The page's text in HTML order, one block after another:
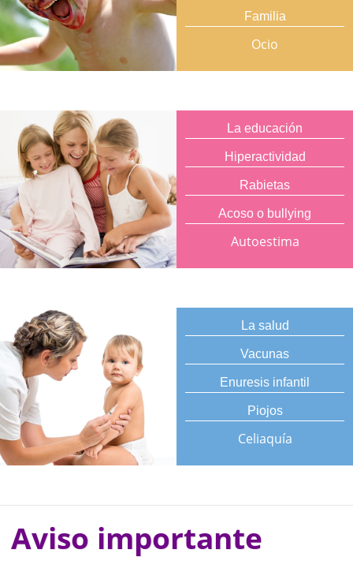
Familia
Ocio
La educación
Hiperactividad
Rabietas
Acoso o bullying
Autoestima
La salud
Vacunas
Enuresis infantil
Piojos
Celiaquía
Aviso importante